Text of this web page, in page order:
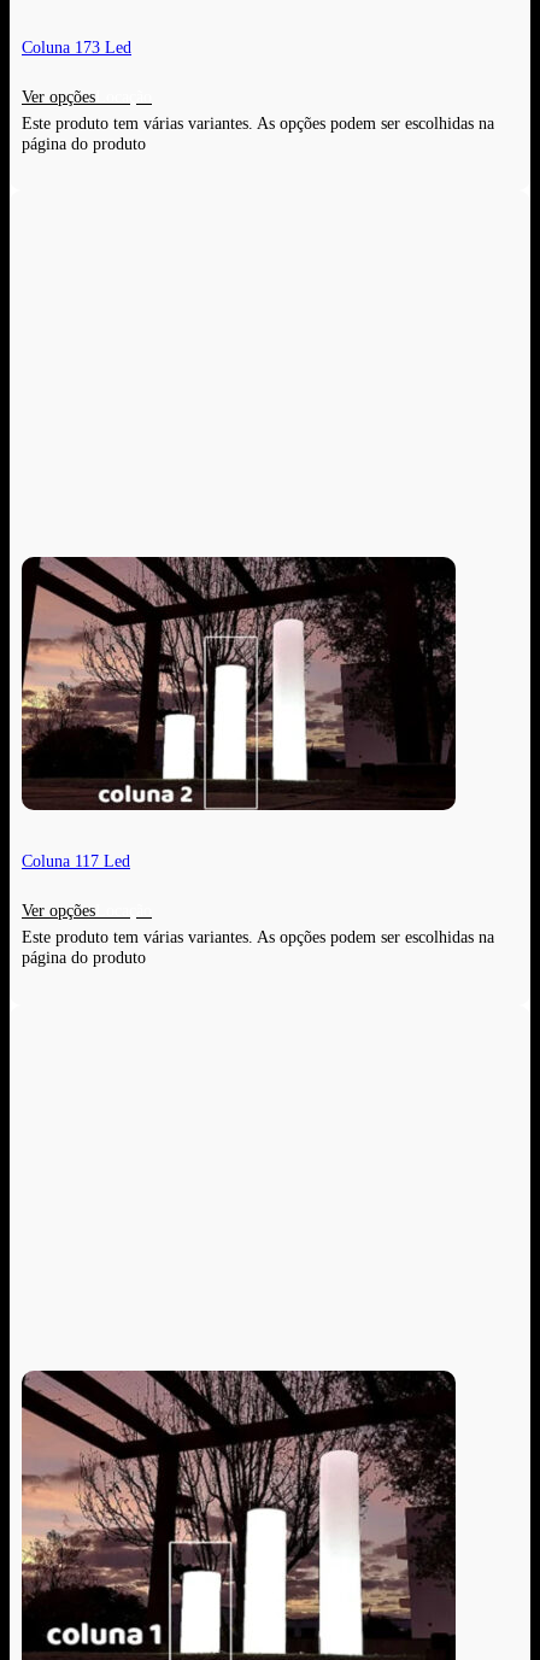
Coluna 173 Led
Ver opções
Este produto tem várias variantes. As opções podem ser escolhidas na
página do produto
Coluna 117 Led
Ver opções
Este produto tem várias variantes. As opções podem ser escolhidas na
página do produto